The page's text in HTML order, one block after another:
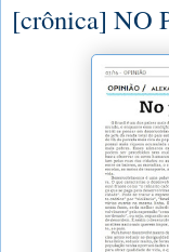
[crônica] NO